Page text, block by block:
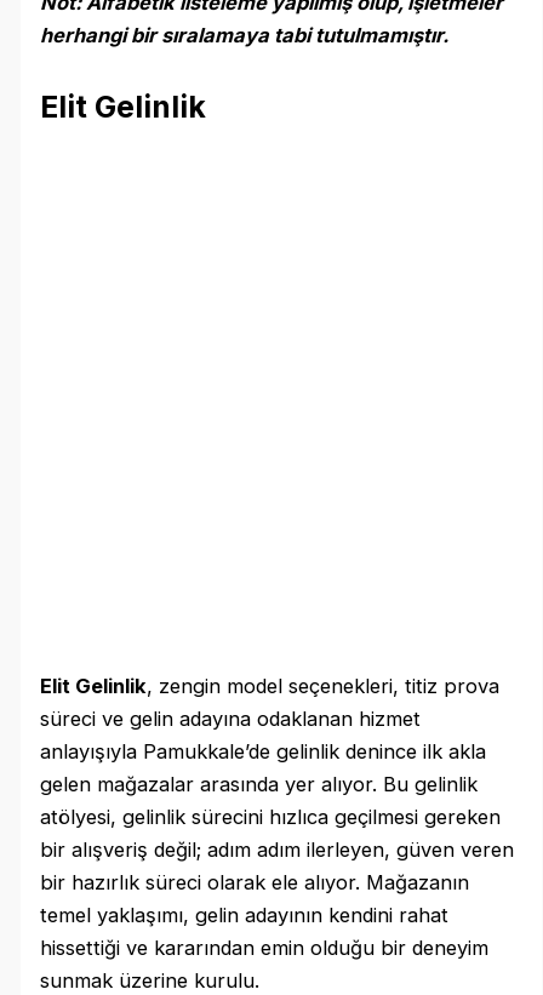
herhangi bir sıralamaya tabi tutulmamıştır.
Elit Gelinlik
Elit Gelinlik, zengin model seçenekleri, titiz prova
süreci ve gelin adayına odaklanan hizmet
anlayışıyla Pamukkale’de gelinlik denince ilk akla
gelen mağazalar arasında yer alıyor. Bu gelinlik
atölyesi, gelinlik sürecini hızlıca geçilmesi gereken
bir alışveriş değil; adım adım ilerleyen, güven veren
bir hazırlık süreci olarak ele alıyor. Mağazanın
temel yaklaşımı, gelin adayının kendini rahat
hissettiği ve kararından emin olduğu bir deneyim
sunmak üzerine kurulu.